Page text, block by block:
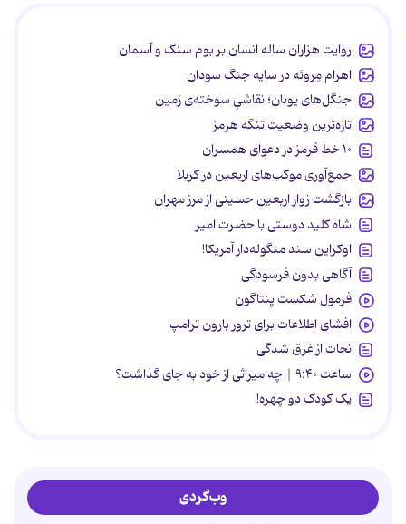
روایت هزاران ساله انسان بر بوم سنگ و آسمان
اهرام مِروئه در سایه جنگ سودان
جنگل‌های یونان؛ نقاشیِ سوخته‌ی زمین
تازه‌ترین وضعیت تنگه هرمز
۱۰ خط قرمز در دعوای همسران
جمع‌آوری موکب‌های اربعین در کربلا
بازگشت زوار اربعین حسینی از مرز مهران
شاه کلید دوستی با حضرت امیر
اوکراین سند منگوله‌دار آمریکا!
آگاهی بدون فرسودگی
فرمول شکست پنتاگون
افشای اطلاعات برای ترور بارون ترامپ
نجات از غرق شدگی
ساعت ۹:۴۰ | چه میراثی از خود به جای گذاشت؟
یک کودک دو چهره!
وب‌گردی